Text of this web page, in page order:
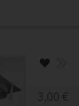
3,00 €